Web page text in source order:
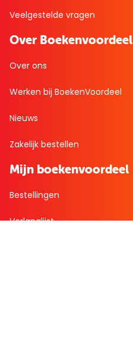
Veelgestelde vragen
Over Boekenvoordeel
Over ons
Werken bij BoekenVoordeel
Nieuws
Zakelijk bestellen
Mijn boekenvoordeel
Bestellingen
Verlanglijst